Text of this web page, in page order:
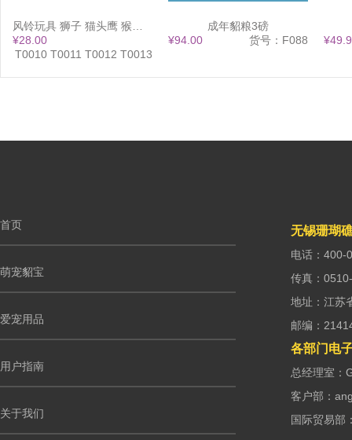
¥28.00
：T0010 T0011 T0012 T0013
成年貂粮3磅
¥94.00
货号：F088
首页
萌宠貂宝
爱宠用品
用户指南
关于我们
无锡珊瑚
电话：400-
传真：
地址：江苏
邮编：
各部门电
总经理室：
客户部：
国际贸易部